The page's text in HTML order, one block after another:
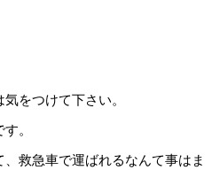
をつけて下さい。
。
救急車で運ばれるなんて事はま